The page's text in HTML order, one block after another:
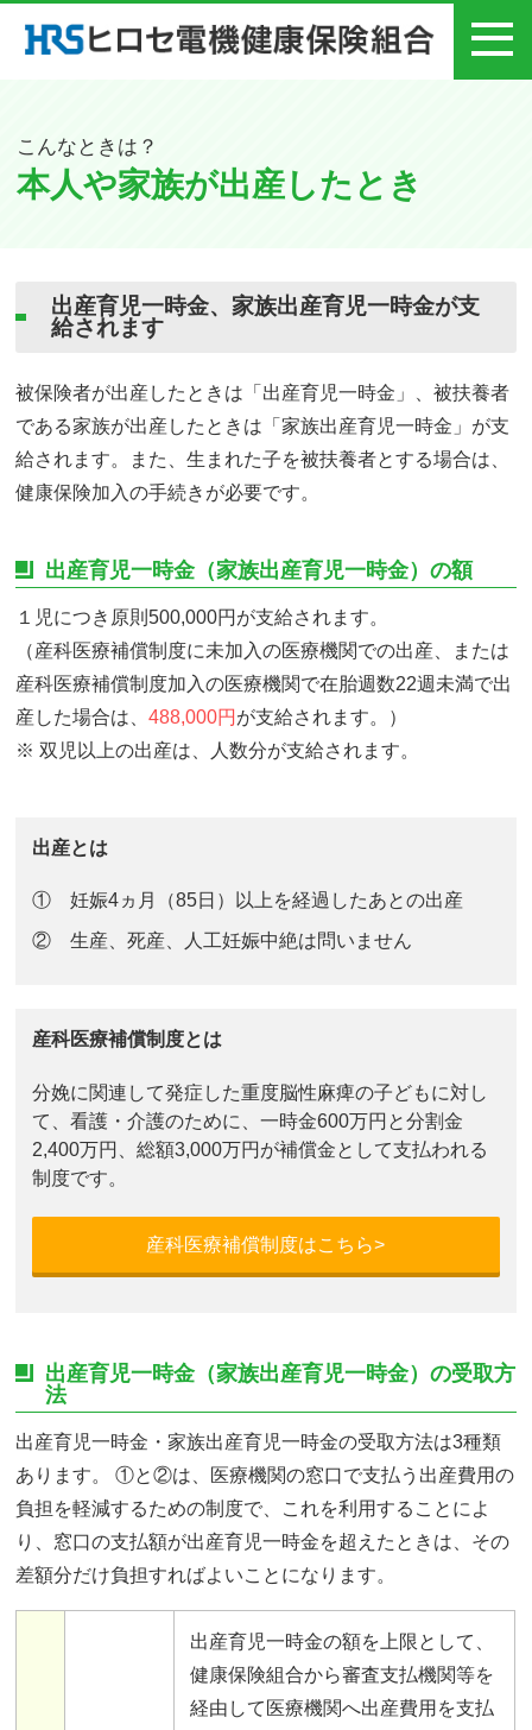
こんなときは？
本人や家族が出産したとき
出産育児一時金、家族出産育児一時金が支
給されます
被保険者が出産したときは「出産育児一時金」、被扶養者
である家族が出産したときは「家族出産育児一時金」が支
給されます。また、生まれた子を被扶養者とする場合は、
健康保険加入の手続きが必要です。
出産育児一時金（家族出産育児一時金）の額
１児につき原則500,000円が支給されます。
（産科医療補償制度に未加入の医療機関での出産、または
産科医療補償制度加入の医療機関で在胎週数22週未満で出
産した場合は、488,000円 が支給されます。）
※ 双児以上の出産は、人数分が支給されます。
出産とは
① 妊娠4ヵ月（85日）以上を経過したあとの出産
② 生産、死産、人工妊娠中絶は問いません
産科医療補償制度とは
分娩に関連して発症した重度脳性麻痺の子どもに対し
て、看護・介護のために、一時金600万円と分割金
2,400万円、総額3,000万円が補償金として支払われる
制度です。
産科医療補償制度はこちら>
出産育児一時金（家族出産育児一時金）の受取方
法
出産育児一時金・家族出産育児一時金の受取方法は3種類
あります。 ①と②は、医療機関の窓口で支払う出産費用の
負担を軽減するための制度で、これを利用することによ
り、窓口の支払額が出産育児一時金を超えたときは、その
差額分だけ負担すればよいことになります。
出産育児一時金の額を上限として、
健康保険組合から審査支払機関等を
経由して医療機関へ出産費用を支払